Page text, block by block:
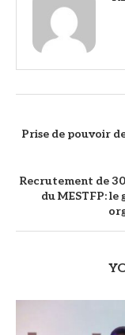
Prise de pouvoir
Recrutement de
du MESTFP: